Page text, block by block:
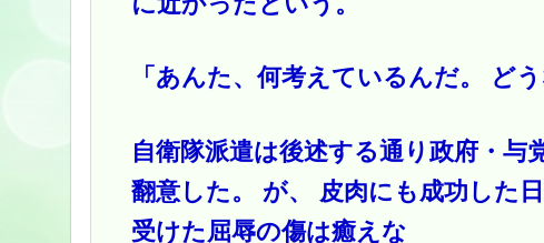
「あんた、何考えているんだ。 ど
自衛隊派遣は後述する通り政府・与
翻意した。 が、 皮肉にも成功した
受けた屈辱の傷は癒えな